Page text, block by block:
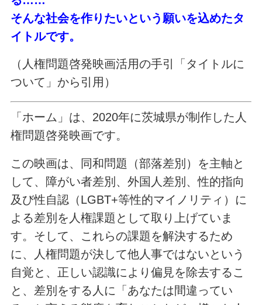
そんな社会を作りたいという願いを込めたタ
イトルです。
（人権問題啓発映画活用の手引「タイトルに
ついて」から引用）
「ホーム」は、2020年に茨城県が制作した人
権問題啓発映画です。
この映画は、同和問題（部落差別）を主軸と
して、障がい者差別、外国人差別、性的指向
及び性自認（LGBT+等性的マイノリティ）に
よる差別を人権課題として取り上げていま
す。そして、これらの課題を解決するため
に、人権問題が決して他人事ではないという
自覚と、正しい認識により偏見を除去するこ
と、差別をする人に「あなたは間違ってい